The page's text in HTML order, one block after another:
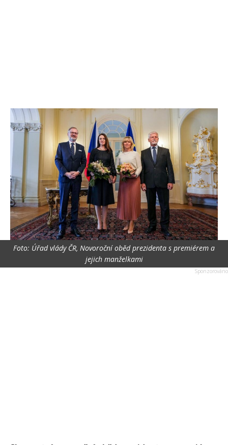
Foto: Úřad vlády ČR, Novoroční oběd prezidenta s premiérem a
jejich manželkami